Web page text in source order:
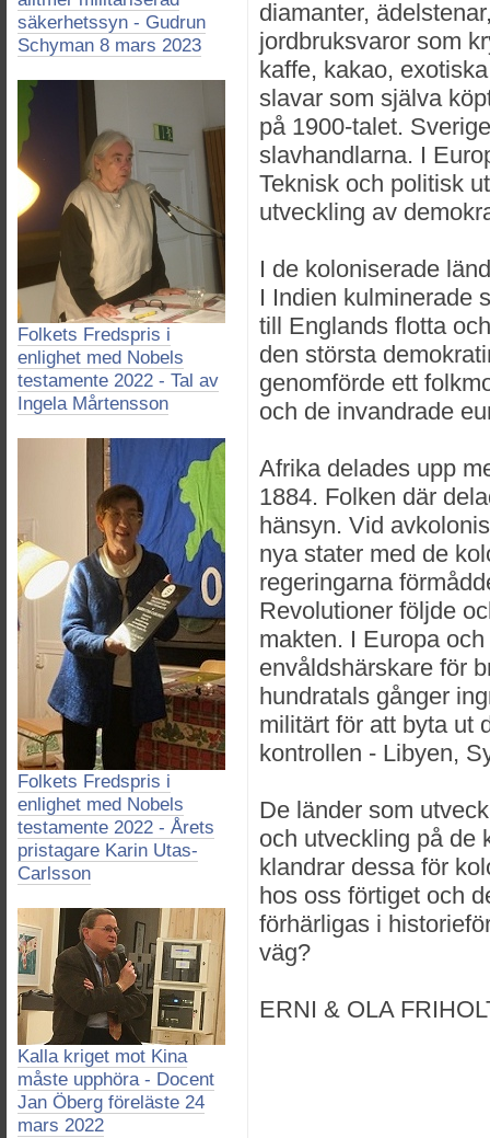
säkerhetssyn - Gudrun
Schyman 8 mars 2023
Folkets Fredspris i
enlighet med Nobels
testamente 2022 - Tal av
Ingela Mårtensson
Folkets Fredspris i
enlighet med Nobels
testamente 2022 - Årets
pristagare Karin Utas-
Carlsson
Kalla kriget mot Kina
måste upphöra - Docent
Jan Öberg föreläste 24
mars 2022
diamanter,
jordbruksvaror som
kaffe, kakao,
slavar som själva
på 1900-talet.
slavhandlarna. I
Teknisk och politisk
utveckling av
I de koloniserade
I Indien kulminerade
till Englands flotta
den största
genomförde ett
och de invandrade
Afrika delades upp
1884. Folken där
hänsyn. Vid
nya stater med de
regeringarna
Revolutioner följde
makten. I Europa
envåldshärskare för
hundratals gånger
militärt för att byta ut
kontrollen - Libyen,
De länder som
och utveckling på de
klandrar dessa för
hos oss förtiget och
förhärligas i
väg?
ERNI & OLA